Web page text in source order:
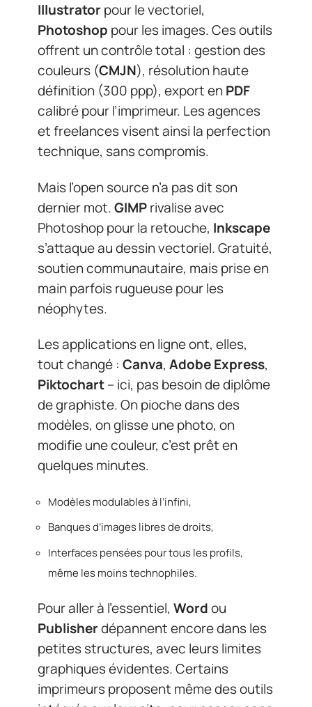
Illustratorpour le vectoriel,
Photoshop pour les images. Ces outils
offrent un contrôle total : gestion des
couleurs (CMJN), résolution haute
définition (300 ppp), export enPDF
calibré pour l’imprimeur. Les agences
et freelances visent ainsi la perfection
technique, sans compromis.
Mais l’open source n’a pas dit son
dernier mot.GIMPrivalise avec
Photoshop pour la retouche, Inkscape
s’attaque au dessin vectoriel. Gratuité,
soutien communautaire, mais prise en
main parfois rugueuse pour les
néophytes.
Les applications en ligne ont, elles,
tout changé : Canva, Adobe Express,
Piktochart– ici, pas besoin de diplôme
de graphiste. On pioche dans des
modèles, on glisse une photo, on
modifie une couleur, c’est prêt en
quelques minutes.
Modèles modulables à l’infini,
Banques d’images libres de droits,
Interfaces pensées pour tous les profils,
même les moins technophiles.
Pour aller à l’essentiel, Wordou
Publisherdépannent encore dans les
petites structures, avec leurs limites
graphiques évidentes. Certains
imprimeurs proposent même des outils